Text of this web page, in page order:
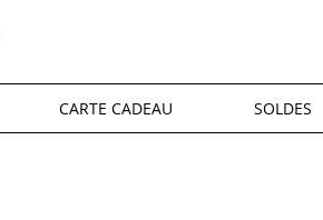
CARTE CADEAU SOLDES